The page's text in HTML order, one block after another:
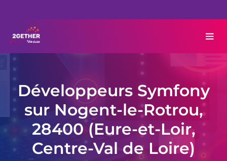
Développeurs Symfony
sur Nogent-le-Rotrou,
28400 (Eure-et-Loir,
Centre-Val de Loire)